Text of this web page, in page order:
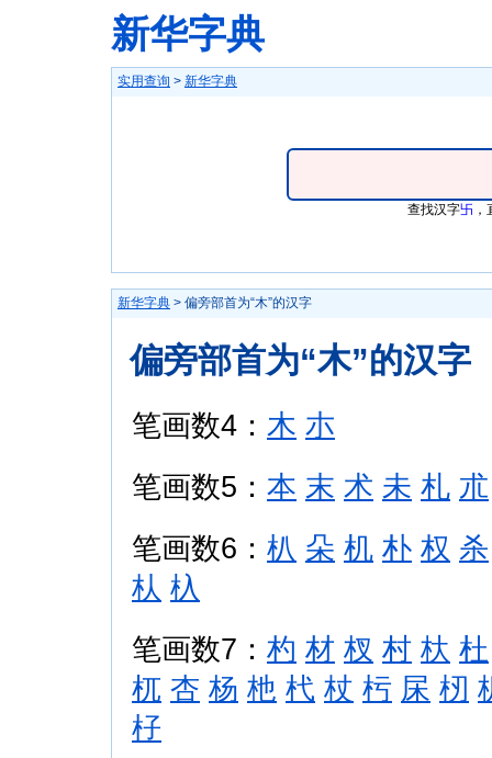
新华字典
实用查询 > 新华字典
查找汉字卐
新华字典 > 偏旁部首为“木”的汉字
偏旁部首为“木”的汉字
笔画数4： 木 朩
笔画数5： 本 末 术 未 札 朮
笔画数6： 朳 朵 机 朴 权 杀
朲 杁
笔画数7： 杓 材 杈 村 杕 杜
杌 杏 杨 杝 杙 杖 杇 杘 杒
杍